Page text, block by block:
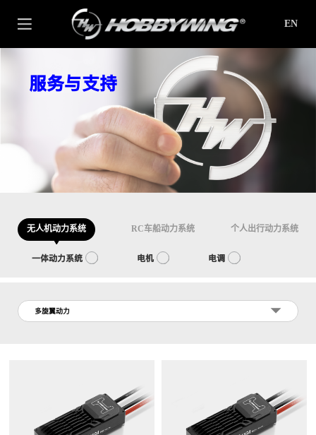
EN
服务与支持
无人机动力系统 RC车船动力系统 个人出行动力系统
一体动力系统 电机 电调
多旋翼动力